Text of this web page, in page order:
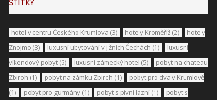
ŠTÍTKY
hotel v centru Českého Krumlova (3) hotely Kroměříž (2)
hotely
Znojmo (3) luxusní ubytování v jižních Čechách (1)
luxusní
víkendový pobyt (6) luxusní zámecký hotel (5)
pobyt na chateau
Zbiroh (1) pobyt na zámku Zbiroh (1)
pobyt pro dva v Krumlově
(1)
pobyt pro gurmány (1) pobyt s pivní lázní (1)
pobyt s